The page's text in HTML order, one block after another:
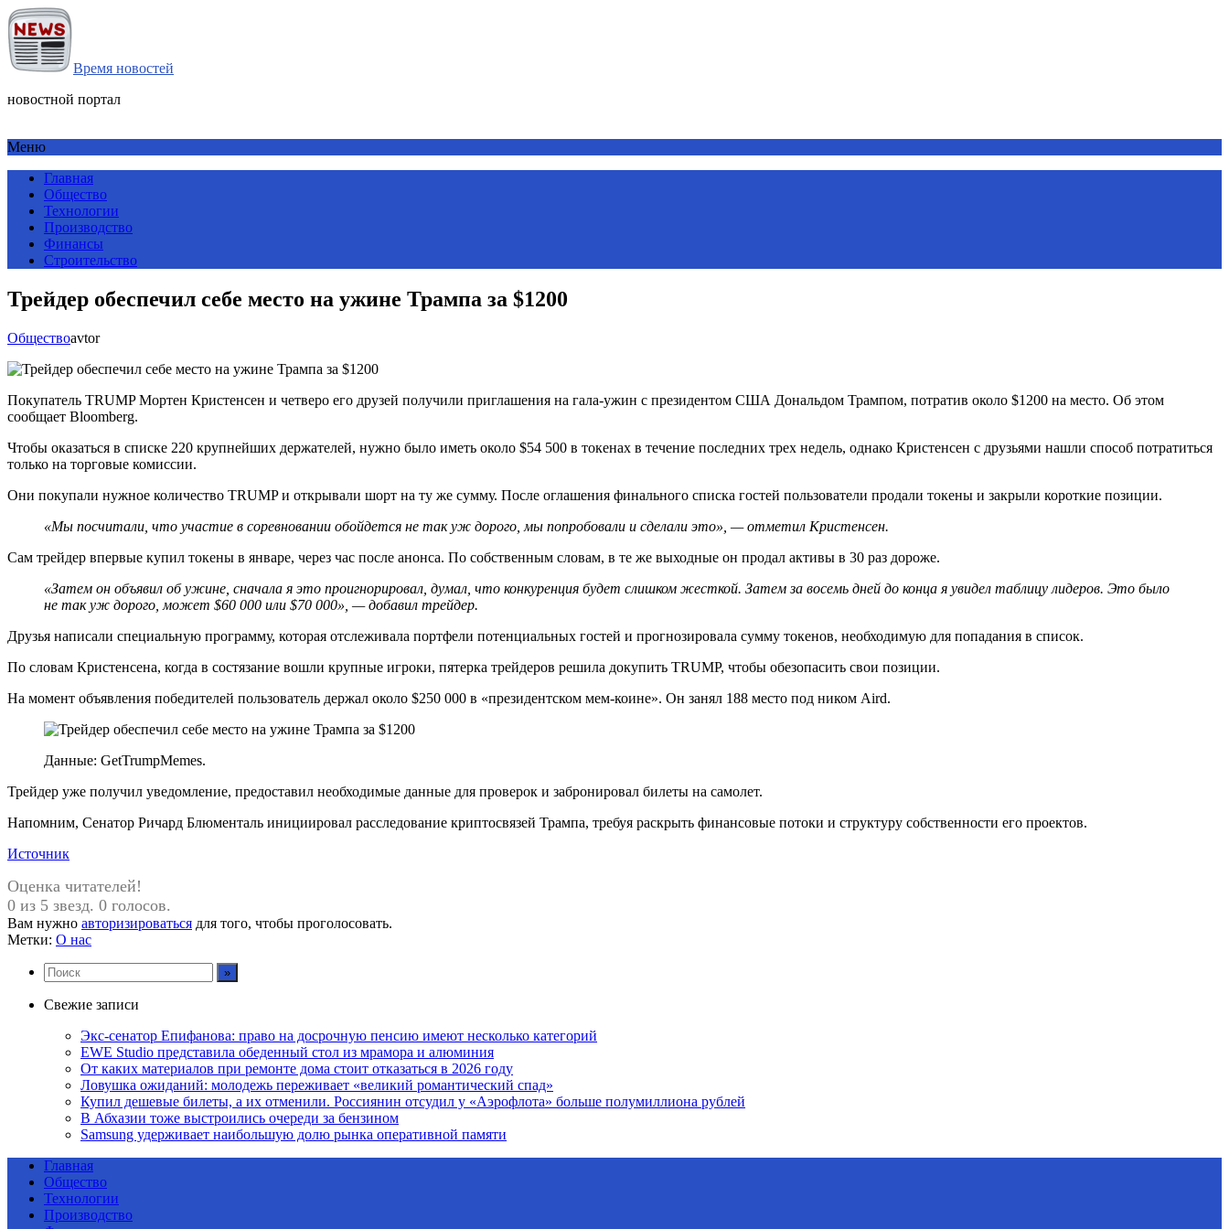
Время новостей
новостной портал
Меню
Главная
Общество
Технологии
Производство
Финансы
Строительство
Трейдер обеспечил себе место на ужине Трампа за $1200
Обществоavtor
Покупатель TRUMP Мортен Кристенсен и четверо его друзей получили приглашения на гала-ужин с президентом США Дональдом Трампом, потратив около $1200 на место. Об этом
сообщает Bloomberg.
Чтобы оказаться в списке 220 крупнейших держателей, нужно было иметь около $54 500 в токенах в течение последних трех недель, однако Кристенсен с друзьями нашли способ потратиться
только на торговые комиссии.
Они покупали нужное количество TRUMP и открывали шорт на ту же сумму. После оглашения финального списка гостей пользователи продали токены и закрыли короткие позиции.
«Мы посчитали, что участие в соревновании обойдется не так уж дорого, мы попробовали и сделали это», — отметил Кристенсен.
Сам трейдер впервые купил токены в январе, через час после анонса. По собственным словам, в те же выходные он продал активы в 30 раз дороже.
«Затем он объявил об ужине, сначала я это проигнорировал, думал, что конкуренция будет слишком жесткой. Затем за восемь дней до конца я увидел таблицу лидеров. Это было
не так уж дорого, может $60 000 или $70 000», — добавил трейдер.
Друзья написали специальную программу, которая отслеживала портфели потенциальных гостей и прогнозировала сумму токенов, необходимую для попадания в список.
По словам Кристенсена, когда в состязание вошли крупные игроки, пятерка трейдеров решила докупить TRUMP, чтобы обезопасить свои позиции.
На момент объявления победителей пользователь держал около $250 000 в «президентском мем-коине». Он занял 188 место под ником Aird.
Данные: GetTrumpMemes.
Трейдер уже получил уведомление, предоставил необходимые данные для проверок и забронировал билеты на самолет.
Напомним, Сенатор Ричард Блюменталь инициировал расследование криптосвязей Трампа, требуя раскрыть финансовые потоки и структуру собственности его проектов.
Источник
Оценка читателей!
0 из 5 звезд. 0 голосов.
Вам нужно авторизироваться для того, чтобы проголосовать.
Метки: О нас
Свежие записи
Экс-сенатор Епифанова: право на досрочную пенсию имеют несколько категорий
EWE Studio представила обеденный стол из мрамора и алюминия
От каких материалов при ремонте дома стоит отказаться в 2026 году
Ловушка ожиданий: молодежь переживает «великий романтический спад»
Купил дешевые билеты, а их отменили. Россиянин отсудил у «Аэрофлота» больше полумиллиона рублей
В Абхазии тоже выстроились очереди за бензином
Samsung удерживает наибольшую долю рынка оперативной памяти
Главная
Общество
Технологии
Производство